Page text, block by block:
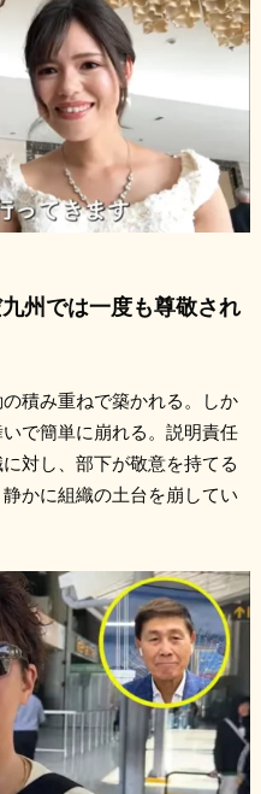
州では一度も尊敬され
積み重ねで築かれる。しか
で簡単に崩れる。説明責任
対し、部下が敬意を持てる
かに組織の土台を崩してい